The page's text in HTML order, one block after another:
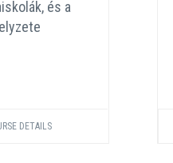
és a
DETAILS